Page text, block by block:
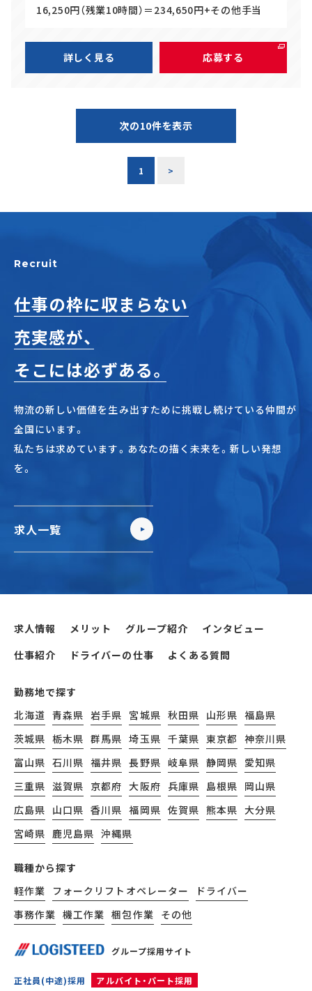
16,250円（残業10時間）＝234,650円+その他手当
詳しく見る 応募する
次の10件を表示
1 >
Recruit
仕事の枠に収まらない
充実感が、
そこには必ずある。
物流の新しい価値を生み出すために挑戦し続けている仲間が
全国にいます。
私たちは求めています。あなたの描く未来を。新しい発想
を。
求人一覧
グループ採用サイト
正社員(中途)採用 アルバイト・パート採用
求人情報 メリット グループ紹介
インタビュー
仕事紹介
ドライバーの仕事 よくある質問
勤務地で探す
北海道 青森県 岩手県 宮城県 秋田県 山形県 福島県
茨城県 栃木県 群馬県 埼玉県 千葉県 東京都 神奈川県
富山県 石川県 福井県 長野県 岐阜県 静岡県 愛知県
三重県 滋賀県 京都府 大阪府 兵庫県 島根県 岡山県
広島県 山口県 香川県 福岡県 佐賀県 熊本県 大分県
宮崎県 鹿児島県 沖縄県
職種から探す
軽作業
フォークリフトオペレーター
ドライバー
事務作業 機工作業 梱包作業 その他